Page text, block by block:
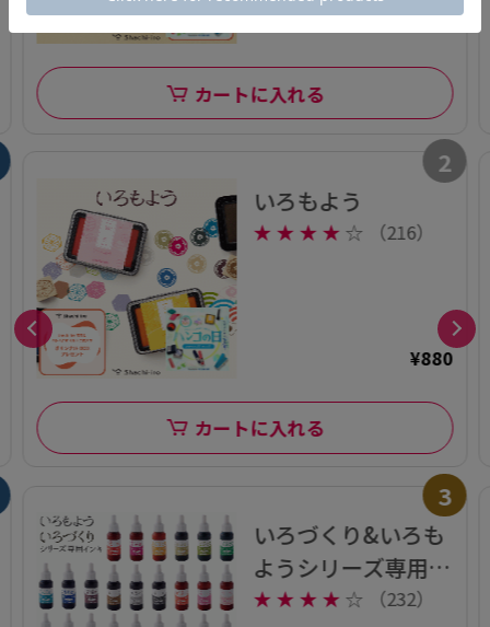
¥605
カートに入れる
2
いろもよう
★ ★ ★ ★ ☆ （216）
¥880
カートに入れる
3
いろづくり&いろも
ようシリーズ専用イ
ンキ
★ ★ ★ ★ ☆ （232）